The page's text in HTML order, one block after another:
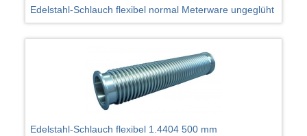
Edelstahl-Schlauch flexibel normal Meterware ungeglüht
Edelstahl-Schlauch flexibel 1.4404 500 mm